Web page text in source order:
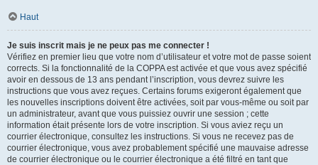
Haut
Je suis inscrit mais je ne peux pas me connecter !
Vérifiez en premier lieu que votre nom d’utilisateur et votre mot de passe soient
corrects. Si la fonctionnalité de la COPPA est activée et que vous avez spécifié
avoir en dessous de 13 ans pendant l’inscription, vous devrez suivre les
instructions que vous avez reçues. Certains forums exigeront également que
les nouvelles inscriptions doivent être activées, soit par vous-même ou soit par
un administrateur, avant que vous puissiez ouvrir une session ; cette
information était présente lors de votre inscription. Si vous aviez reçu un
courrier électronique, consultez les instructions. Si vous ne recevez pas de
courrier électronique, vous avez probablement spécifié une mauvaise adresse
de courrier électronique ou le courrier électronique a été filtré en tant que